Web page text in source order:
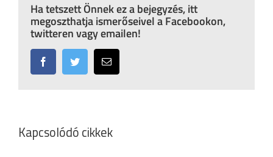
Ha tetszett Önnek ez a bejegyzés, itt
megoszthatja ismerőseivel a Facebookon,
twitteren vagy emailen!
FacebookTwitter Email:
Kapcsolódó cikkek